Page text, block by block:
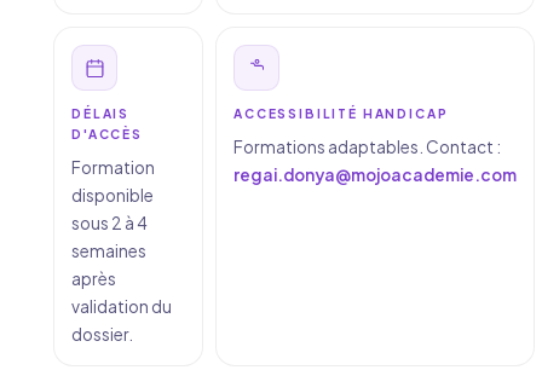
DÉLAIS
D'ACCÈS
Formation
disponible
sous 2 à 4
semaines
après
validation du
dossier.
ACCESSIBILITÉ HANDICAP
Formations adaptables. Contact :
regai.donya@mojoacademie.com